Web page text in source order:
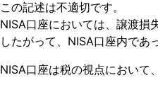
この記述は不適切です。
NISA口座においては、譲渡損
したがって、NISA口座内であ
NISA口座は税の視点において